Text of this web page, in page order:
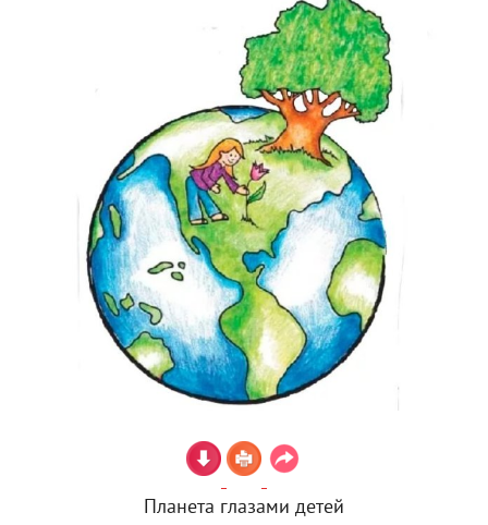
Планета глазами детей